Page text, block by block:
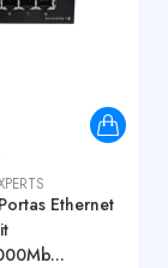
Ethernet